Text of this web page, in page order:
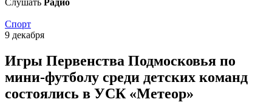
Слушать Радио
Спорт
9 декабря
Игры Первенства Подмосковья по
мини-футболу среди детских команд
состоялись в УСК «Метеор»